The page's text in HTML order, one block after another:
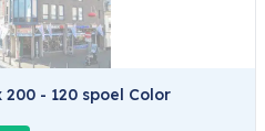
- 120 spoel Color